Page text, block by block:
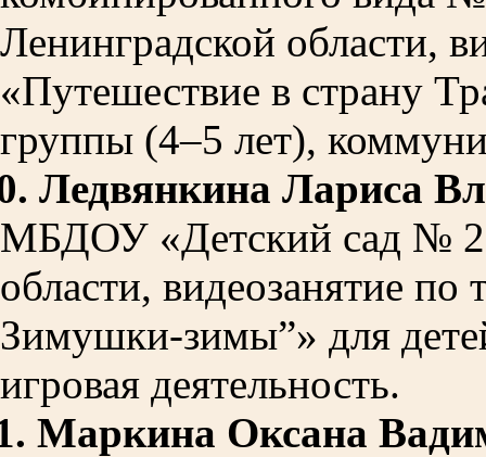
Ленинградской области,
«Путешествие в страну
группы (4–5 лет),
Ледвянкина Лариса
МБДОУ «Детский сад №
области, видеозанятие по
Зимушки-зимы”» для
игровая деятельность.
Маркина Оксана